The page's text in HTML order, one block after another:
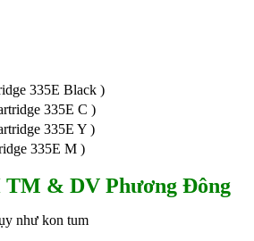
335E Black )
335E C )
335E Y )
335E M )
TM & DV Phương Đông